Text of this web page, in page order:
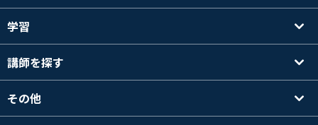
学習
講師を探す
その他